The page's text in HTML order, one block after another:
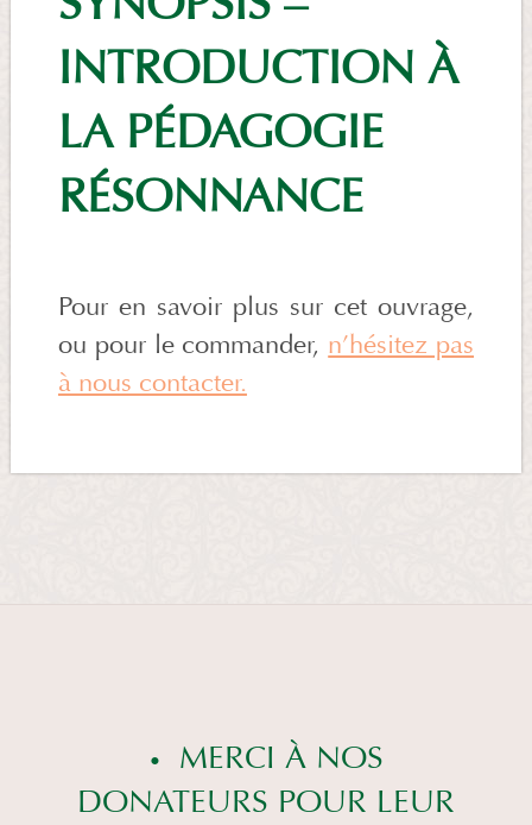
INTRODUCTION À
LA PÉDAGOGIE
RÉSONNANCE
Pour en savoir plus sur cet ouvrage,
ou pour le commander, n’hésitez pas
à nous contacter.
MERCI À NOS
DONATEURS POUR LEUR